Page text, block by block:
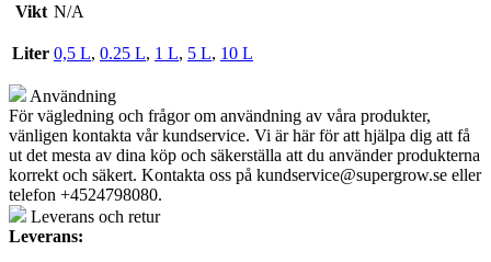
Vikt N/A
Liter 0,5 L, 0.25 L, 1 L, 5 L, 10 L
Användning
För vägledning och frågor om användning av våra produkter,
vänligen kontakta vår kundservice. Vi är här för att hjälpa dig att få
ut det mesta av dina köp och säkerställa att du använder produkterna
korrekt och säkert. Kontakta oss på kundservice@supergrow.se eller
telefon +4524798080.
Leverans och retur
Leverans: